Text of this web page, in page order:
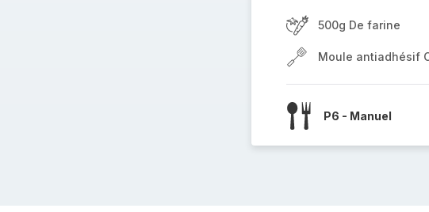
500g De farine
Moule antiadhésif
P6 - Manuel